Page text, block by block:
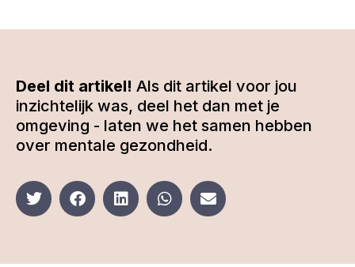
Deel dit artikel! Als dit artikel voor jou
inzichtelijk was, deel het dan met je
omgeving - laten we het samen hebben
over mentale gezondheid.